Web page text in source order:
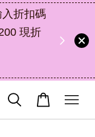
植萃永續好禮，
用兩相宜